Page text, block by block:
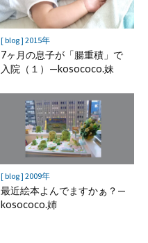
[ blog ] 2015年
7ヶ月の息子が「腸重積」で
入院（１）—kosococo.妹
[ blog ] 2009年
最近絵本よんでますかぁ？—
kosococo.姉